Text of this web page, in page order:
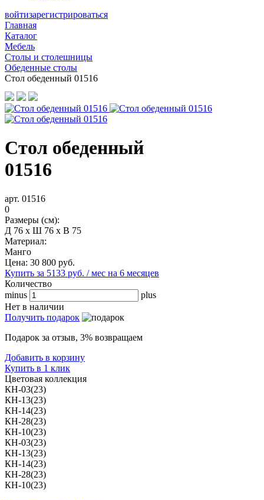
войтизарегистрироваться
Главная
Каталог
Мебель
Столы и столешницы
Обеденные столы
Стол обеденный 01516
Стол обеденный
01516
арт. 01516
0
Размеры (см):
Д 76 x Ш 76 x В 75
Материал:
Манго
Цена: 30 800 руб.
Купить за 5133 руб. / мес на 6 месяцев
Количество
minus
plus
Нет в наличии
Получить подарок
Подарок за отзыв, 3% возвращаем
Добавить в корзину
Купить в 1 клик
Цветовая коллекция
КН-03(23)
КН-13(23)
КН-14(23)
КН-28(23)
КН-10(23)
КН-03(23)
КН-13(23)
КН-14(23)
КН-28(23)
КН-10(23)